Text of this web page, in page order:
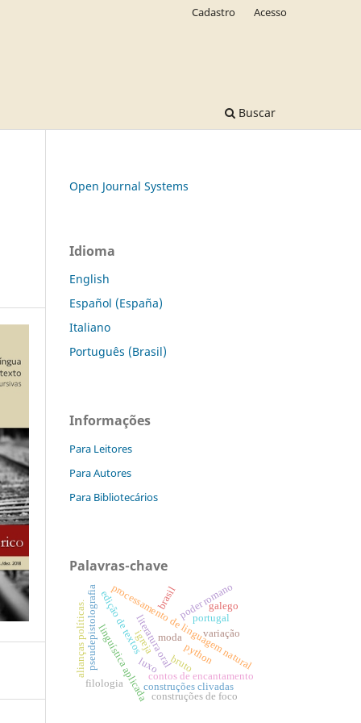
Buscar
Cadastro Acesso
Open Journal Systems
Idioma
English
Español (España)
Italiano
Português (Brasil)
Informações
Para Leitores
Para Autores
Para Bibliotecários
Palavras-chave
contos de encantamento
processamento de linguagem natural
literatura oral
linguística aplicada python
bruto
pseudepistolografia poder romano
alianças políticas.
portugal
moda
luxo
igreja
construções clivadas
construções de foco
galego
variação
filologia
edição de textos brasil